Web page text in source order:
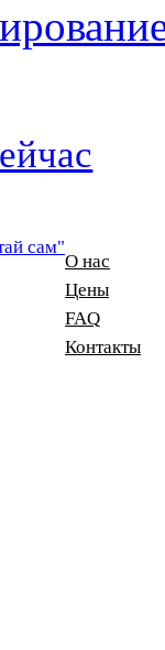
О нас
Цены
FAQ
Контакты